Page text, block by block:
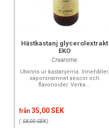
Hästkastanj glycerolextrakt
EKO
Crearome
Utvinns ur kastanjerna. Innehåller
saponinämnet aescin och
flavonoider. Verka...
från 35,00 SEK
( 58,00 SEK)